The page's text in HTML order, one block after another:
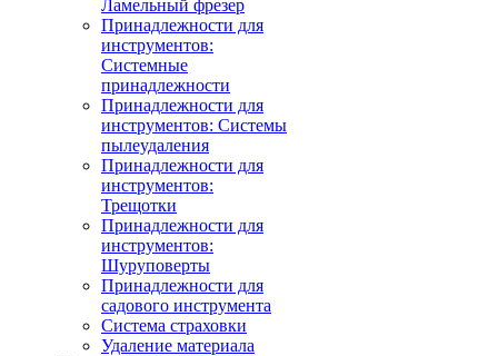
Ламельный фрезер
Принадлежности для
инструментов:
Системные
принадлежности
Принадлежности для
инструментов: Системы
пылеудаления
Принадлежности для
инструментов:
Трещотки
Принадлежности для
инструментов:
Шуруповерты
Принадлежности для
садового инструмента
Система страховки
Удаление материала